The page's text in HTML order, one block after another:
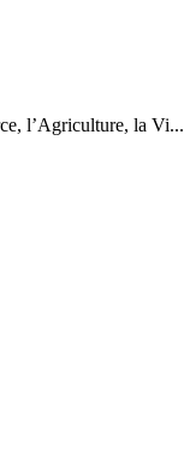
l’Agriculture, la Vi...